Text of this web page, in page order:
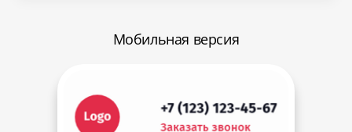
Мобильная версия